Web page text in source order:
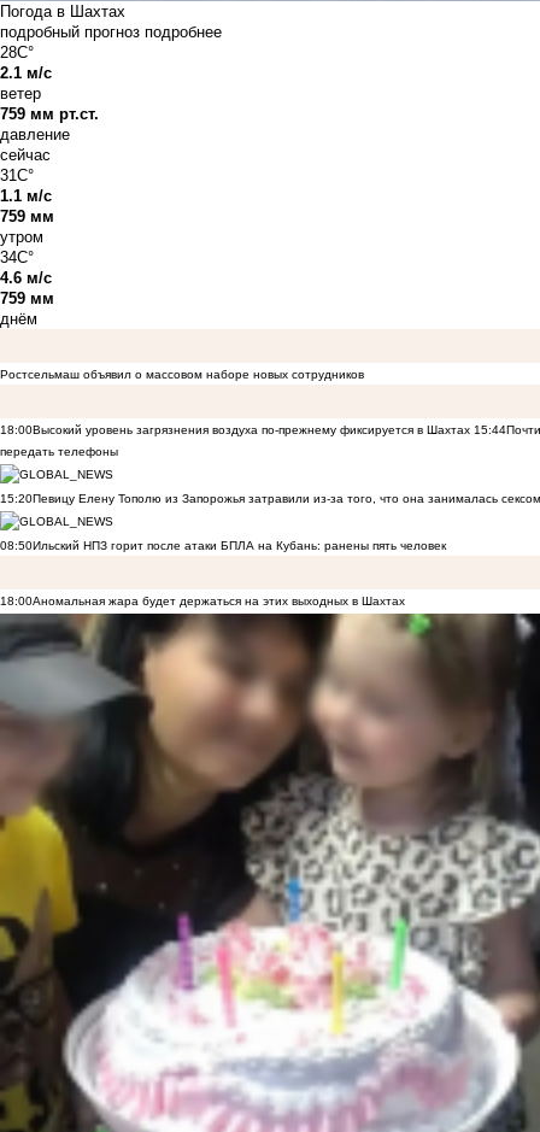
Погода в Шахтах
подробный прогноз подробнее
28C°
2.1 м/с
ветер
759 мм рт.ст.
давление
сейчас
31C°
1.1 м/с
759 мм
утром
34C°
4.6 м/с
759 мм
днём
Ростсельмаш объявил о массовом наборе новых сотрудников
18:00Высокий уровень загрязнения воздуха по-прежнему фиксируется в Шахтах 15:44
передать телефоны
15:20Певицу Елену Тополю из Запорожья затравили из-за того, что она занималась
08:50Ильский НПЗ горит после атаки БПЛА на Кубань: ранены пять человек
18:00Аномальная жара будет держаться на этих выходных в Шахтах